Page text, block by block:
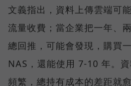
文義指出，資料上傳雲端可
流量收費；當企業把一年、
總回推，可能會發現，購買
NAS，還能使用 7-10 年。
頻繁，總持有成本的差距就愈